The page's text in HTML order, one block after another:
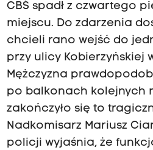
CBŚ spadł z czwartego
miejscu. Do zdarzenia
chcieli rano wejść do
przy ulicy Kobierzyńskiej
Mężczyzna
po balkonach kolejnych
zakończyło się to
Nadkomisarz Mariusz
policji wyjaśnia, że